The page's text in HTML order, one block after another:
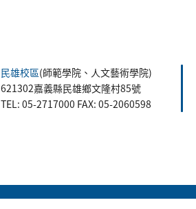
民雄校區(師範學院、人文藝術學院)
621302嘉義縣民雄鄉文隆村85號
TEL: 05-2717000 FAX: 05-2060598